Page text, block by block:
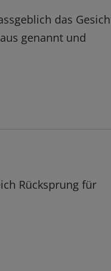
das
genannt und
Rücksprung für